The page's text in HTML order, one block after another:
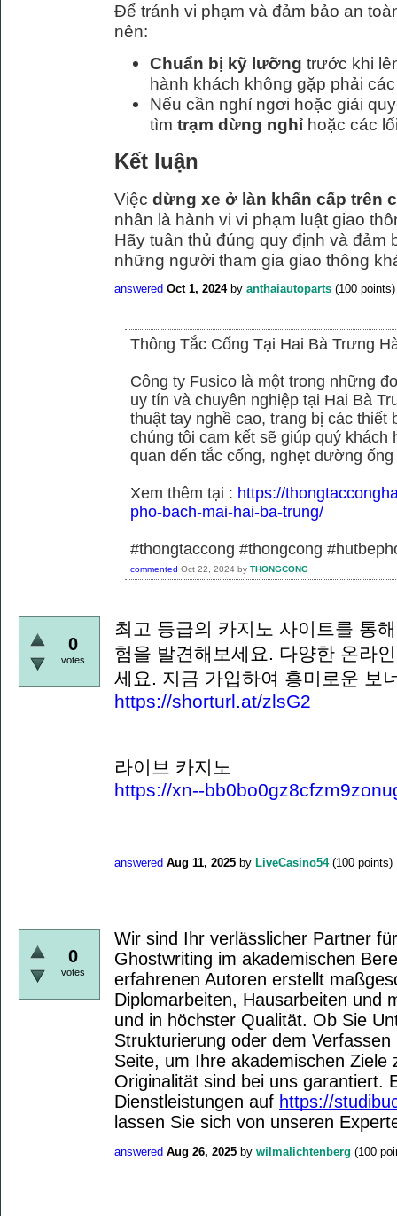
Để tránh vi phạm và đảm bảo an
nên:
Chuẩn bị kỹ lưỡng trước khi
hành khách không gặp phải
Nếu cần nghỉ ngơi hoặc giải
tìm trạm dừng nghỉ hoặc các
Kết luận
Việc dừng xe ở làn khẩn cấp trên
nhân là hành vi vi phạm luật giao
Hãy tuân thủ đúng quy định và
những người tham gia giao thông
answered Oct 1, 2024 by anthaiautoparts (100 points)
Thông Tắc Cống Tại Hai Bà Trưng
Công ty Fusico là một trong những
uy tín và chuyên nghiệp tại Hai Bà
thuật tay nghề cao, trang bị các thiết
chúng tôi cam kết sẽ giúp quý
quan đến tắc cống, nghẹt đường
Xem thêm tại : https://
pho-bach-mai-hai-ba-trung/
#thongtaccong #thongcong
commented Oct 22, 2024 by THONGCONG
0
votes
최고 등급의 카지노 사이트를 통
험을 발견해보세요. 다양한 온라
세요. 지금 가입하여 흥미로운 보
https://shorturl.at/zlsG2
라이브 카지노
https://xn--
answered Aug 11, 2025 by LiveCasino54 (100 points)
0
votes
Wir sind Ihr verlässlicher Partner
Ghostwriting im akademischen
erfahrenen Autoren erstellt
Diplomarbeiten, Hausarbeiten und
und in höchster Qualität. Ob Sie
Strukturierung oder dem
Seite, um Ihre akademischen Ziele
Originalität sind bei uns garantiert.
Dienstleistungen auf https://
lassen Sie sich von unseren
answered Aug 26, 2025 by wilmalichtenberg (100